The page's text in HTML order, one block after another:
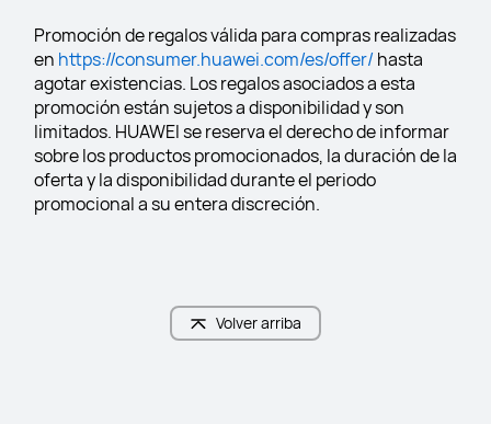
Promoción de regalos válida para compras realizadas
en https://consumer.huawei.com/es/offer/ hasta
agotar existencias. Los regalos asociados a esta
promoción están sujetos a disponibilidad y son
limitados. HUAWEI se reserva el derecho de informar
sobre los productos promocionados, la duración de la
oferta y la disponibilidad durante el periodo
promocional a su entera discreción.
Volver arriba